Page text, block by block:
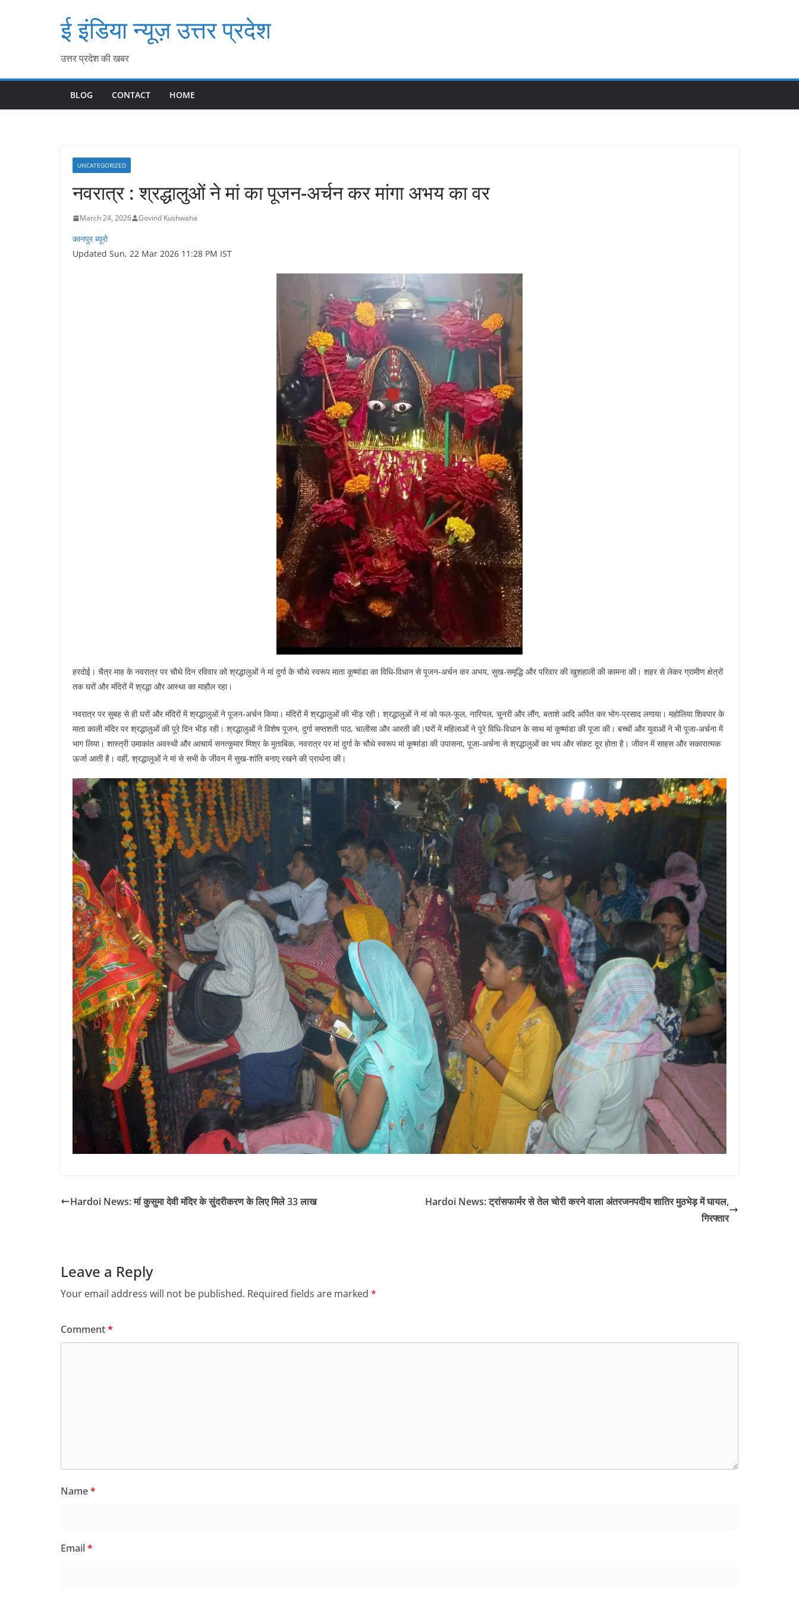
ई इंडिया न्यूज़ उत्तर प्रदेश
उत्तर प्रदेश की खबर
BLOG CONTACT HOME
UNCATEGORIZED
नवरात्र : श्रद्धालुओं ने मां का पूजन-अर्चन कर मांगा अभय का वर
March 24, 2026 Govind Kushwaha
कानपुर ब्यूरो
Updated Sun, 22 Mar 2026 11:28 PM IST
हरदोई। चैत्र माह के नवरात्र पर चौथे दिन रविवार को श्रद्धालुओं ने मां दुर्गा के चौथे स्वरूप माता कूष्मांडा का विधि-विधान से पूजन-अर्चन कर अभय, सुख-समृद्धि और परिवार की खुशहाली की कामना की। शहर से लेकर ग्रामीण क्षेत्रों
तक घरों और मंदिरों में श्रद्धा और आस्था का माहौल रहा।
नवरात्र पर सुबह से ही घरों और मंदिरों में श्रद्धालुओं ने पूजन-अर्चन किया। मंदिरों में श्रद्धालुओं की भीड़ रही। श्रद्धालुओं ने मां को फल-फूल, नारियल, चुनरी और लौंग, बताशे आदि अर्पित कर भोग-प्रसाद लगाया। महोलिया शिवपार के
माता काली मंदिर पर श्रद्धालुओं की पूरे दिन भीड़ रही। श्रद्धालुओं ने विशेष पूजन, दुर्गा सप्तशती पाठ, चालीसा और आरती की।घरों में महिलाओं ने पूरे विधि-विधान के साथ मां कूष्मांडा की पूजा की। बच्चों और युवाओं ने भी पूजा-अर्चना में
भाग लिया। शास्त्री उमाकांत अवस्थी और आचार्य सनत्कुमार मिश्र के मुताबिक, नवरात्र पर मां दुर्गा के चौथे स्वरूप मां कूष्मांडा की उपासना, पूजा-अर्चना से श्रद्धालुओं का भय और संकट दूर होता है। जीवन में साहस और सकारात्मक
ऊर्जा आती है। वहीं, श्रद्धालुओं ने मां से सभी के जीवन में सुख-शांति बनाए रखने की प्रार्थना की।
Hardoi News: मां कुसुमा देवी मंदिर के सुंदरीकरण के लिए मिले 33 लाख
Hardoi News: ट्रांसफार्मर से तेल चोरी करने वाला अंतरजनपदीय शातिर मुठभेड़ में घायल,
गिरफ्तार
Leave a Reply
Your email address will not be published. Required fields are marked *
Comment*
Name*
Email*